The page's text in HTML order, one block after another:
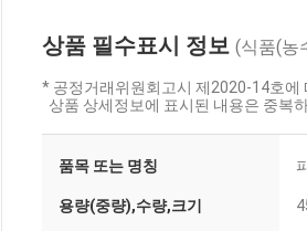
상품 필수표시 정보 (식품(농
* 공정거래위원회고시 제2020-14호에
상품 상세정보에 표시된 내용은 중복
품목 또는 명칭
용량(중량),수량,크기